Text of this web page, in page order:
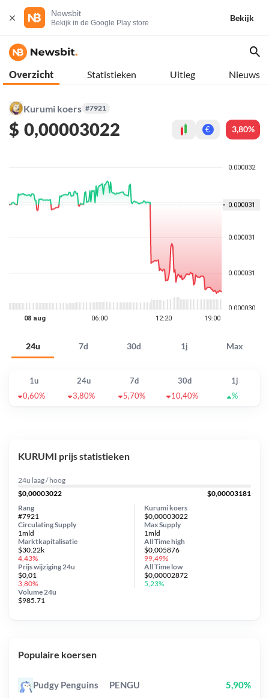
Newsbit
Bekijk in de Google Play store
Bekijk
Overzicht Statistieken Uitleg Nieuws
Kurumi koers #7921
$ 0,00003022 € 3,80%
24u 7d 30d 1j Max
1u 24u 7d 30d
1j
0,60%
3,80% 5,70% 10,40% %
KURUMI prijs statistieken
24u laag / hoog
$0,00003022
$0,00003181
Kurumi koers
$0,00003022
Circulating Supply
1mld
Prijs wijziging 24u
$0,01
3,80%
Max Supply
1mld
Marktkapitalisatie
$30.22k
4,43%
Volume 24u
$985.71
Rang
#7921
All Timehigh
$0,005876
99,49%
All Time low
$0,00002872
5,23%
Populaire koersen
Pudgy Penguins PENGU 5,90%